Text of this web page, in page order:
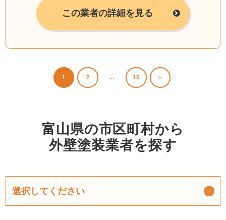
この業者の詳細を見る
1 2 … 15 >
富山県の市区町村から
外壁塗装業者を探す